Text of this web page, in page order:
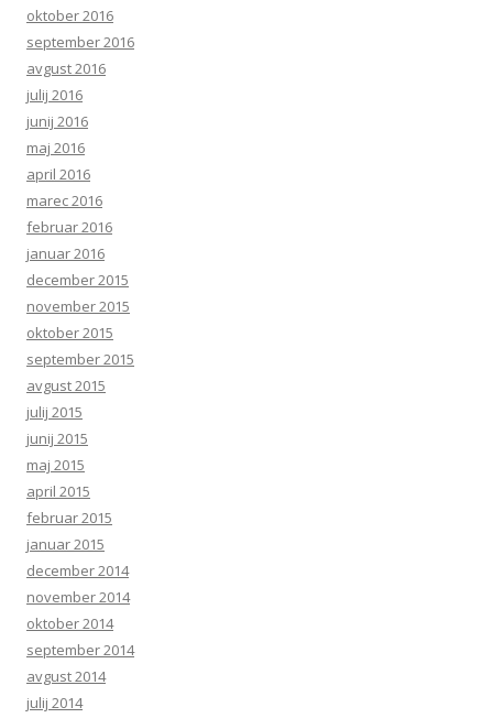
oktober 2016
september 2016
avgust 2016
julij 2016
junij 2016
maj 2016
april 2016
marec 2016
februar 2016
januar 2016
december 2015
november 2015
oktober 2015
september 2015
avgust 2015
julij 2015
junij 2015
maj 2015
april 2015
februar 2015
januar 2015
december 2014
november 2014
oktober 2014
september 2014
avgust 2014
julij 2014